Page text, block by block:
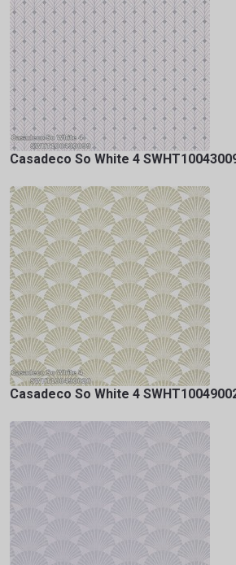
Casadeco So White 4
Casadeco So White 4